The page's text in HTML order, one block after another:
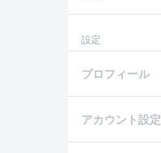
設定
プロフィール
アカウント設定